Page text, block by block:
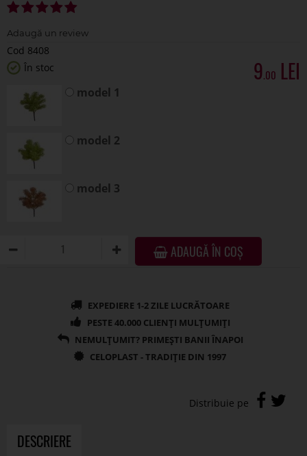
Cod 8408
În stoc
9.00
model 1
model 2
model 3
ADAUGĂ ÎN COȘ
DESCRIERE